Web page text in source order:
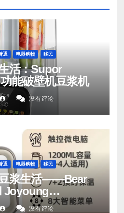
通 电器购物 移民
活：Supor
能破壁机豆浆机
没有评论
通 电器购物 移民
浆生活——Bear
Joyoung
值得拥有
没有评论